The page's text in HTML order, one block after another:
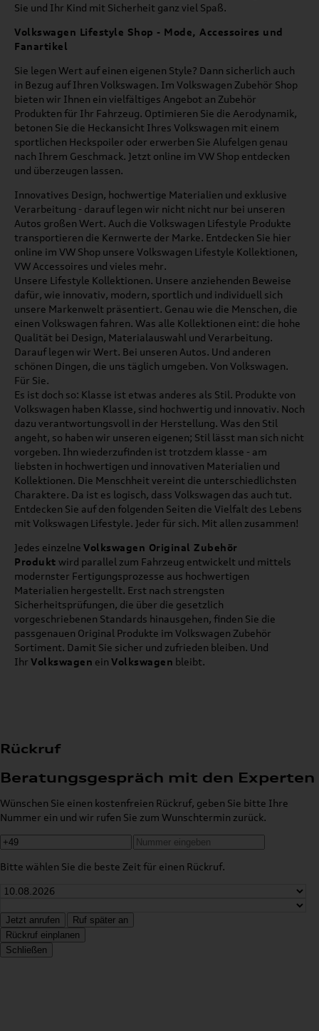
Sie und Ihr Kind mit Sicherheit ganz viel Spaß.
Volkswagen Lifestyle Shop - Mode, Accessoires und
Fanartikel
Sie legen Wert auf einen eigenen Style? Dann sicherlich auch
in Bezug auf Ihren Volkswagen. Im Volkswagen Zubehör Shop
bieten wir Ihnen ein vielfältiges Angebot an Zubehör
Produkten für Ihr Fahrzeug. Optimieren Sie die Aerodynamik,
betonen Sie die Heckansicht Ihres Volkswagen mit einem
sportlichen Heckspoiler oder erwerben Sie Alufelgen genau
nach Ihrem Geschmack. Jetzt online im VW Shop entdecken
und überzeugen lassen.
Innovatives Design, hochwertige Materialien und exklusive
Verarbeitung - darauf legen wir nicht nicht nur bei unseren
Autos großen Wert. Auch die Volkswagen Lifestyle Produkte
transportieren die Kernwerte der Marke. Entdecken Sie hier
online im VW Shop unsere Volkswagen Lifestyle Kollektionen,
VW Accessoires und vieles mehr.
Unsere Lifestyle Kollektionen. Unsere anziehenden Beweise
dafür, wie innovativ, modern, sportlich und individuell sich
unsere Markenwelt präsentiert. Genau wie die Menschen, die
einen Volkswagen fahren. Was alle Kollektionen eint: die hohe
Qualität bei Design, Materialauswahl und Verarbeitung.
Darauf legen wir Wert. Bei unseren Autos. Und anderen
schönen Dingen, die uns täglich umgeben. Von Volkswagen.
Für Sie.
Es ist doch so: Klasse ist etwas anderes als Stil. Produkte von
Volkswagen haben Klasse, sind hochwertig und innovativ. Noch
dazu verantwortungsvoll in der Herstellung. Was den Stil
angeht, so haben wir unseren eigenen; Stil lässt man sich nicht
vorgeben. Ihn wiederzufinden ist trotzdem klasse - am
liebsten in hochwertigen und innovativen Materialien und
Kollektionen. Die Menschheit vereint die unterschiedlichsten
Charaktere. Da ist es logisch, dass Volkswagen das auch tut.
Entdecken Sie auf den folgenden Seiten die Vielfalt des Lebens
mit Volkswagen Lifestyle. Jeder für sich. Mit allen zusammen!
Jedes einzelne Volkswagen Original Zubehör
Produkt wird parallel zum Fahrzeug entwickelt und mittels
modernster Fertigungsprozesse aus hochwertigen
Materialien hergestellt. Erst nach strengsten
Sicherheitsprüfungen, die über die gesetzlich
vorgeschriebenen Standards hinausgehen, finden Sie die
passgenauen Original Produkte im Volkswagen Zubehör
Sortiment. Damit Sie sicher und zufrieden bleiben. Und
Ihr Volkswagen ein Volkswagen bleibt.
Rückruf
Beratungsgespräch mit den Experten
Wünschen Sie einen kostenfreien Rückruf, geben Sie bitte Ihre
Nummer ein und wir rufen Sie zum Wunschtermin zurück.
Bitte wählen Sie die beste Zeit für einen Rückruf.
Jetzt anrufen
Ruf später an
Rückruf einplanen
Schließen